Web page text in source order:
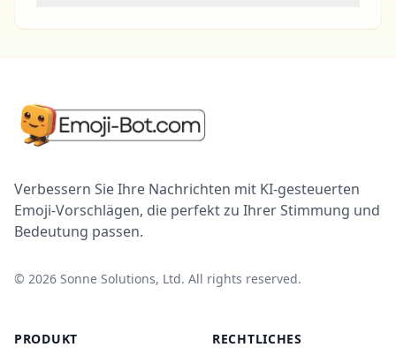
Verbessern Sie Ihre Nachrichten mit KI-gesteuerten
Emoji-Vorschlägen, die perfekt zu Ihrer Stimmung und
Bedeutung passen.
© 2026 Sonne Solutions, Ltd. All rights reserved.
PRODUKT RECHTLICHES